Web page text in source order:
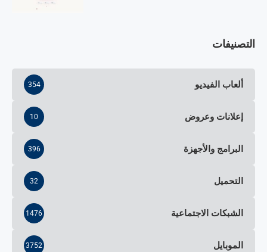
التصنيفات
ألعاب الفيديو 354
إعلانات وعروض 10
البرامج والأجهزة 396
التحميل 32
الشبكات الاجتماعية 1476
الموبايل 3752